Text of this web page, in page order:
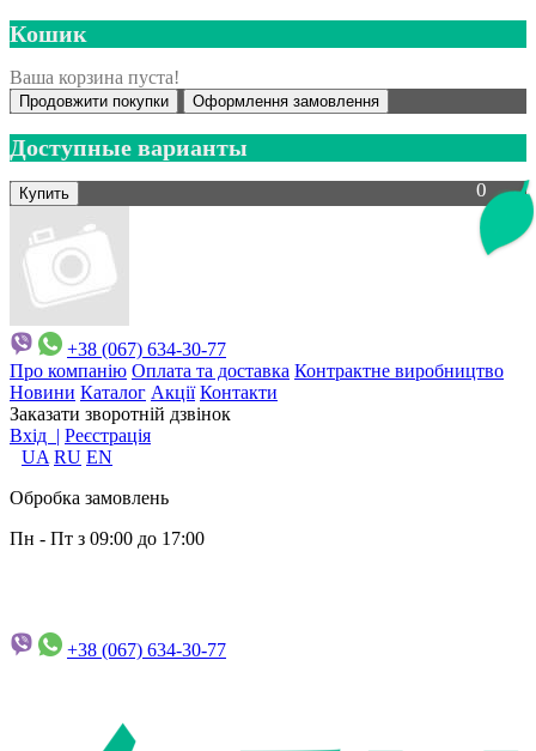
Кошик
Ваша корзина пуста!
Продовжити покупки Оформлення замовлення
0
Доступные варианты
+38 (067) 634-30-77
Про компанію Оплата та доставка Контрактне виробництво
Новини Каталог Акції Контакти
Заказати зворотній дзвінок
Вхід | Реєстрація
UA RU EN
Обробка замовлень
Пн - Пт з 09:00 до 17:00
+38 (067) 634-30-77